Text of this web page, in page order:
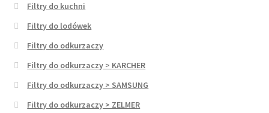
Filtry do kuchni
Filtry do lodówek
Filtry do odkurzaczy
Filtry do odkurzaczy > KARCHER
Filtry do odkurzaczy > SAMSUNG
Filtry do odkurzaczy > ZELMER